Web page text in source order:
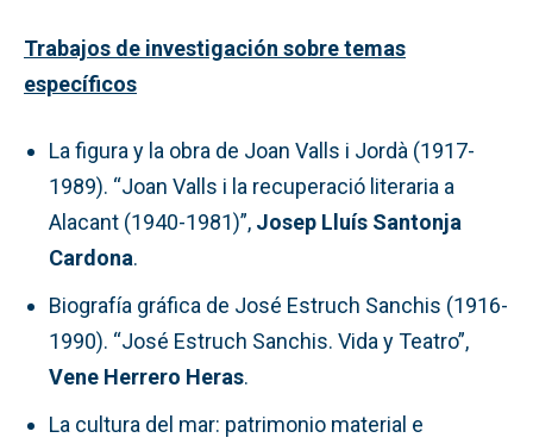
Trabajos de investigación sobre temas
específicos
La figura y la obra de Joan Valls i Jordà (1917-
1989). “Joan Valls i la recuperació literaria a
Alacant (1940-1981)”, Josep Lluís Santonja
Cardona.
Biografía gráfica de José Estruch Sanchis (1916-
1990). “José Estruch Sanchis. Vida y Teatro”,
Vene Herrero Heras.
La cultura del mar: patrimonio material e